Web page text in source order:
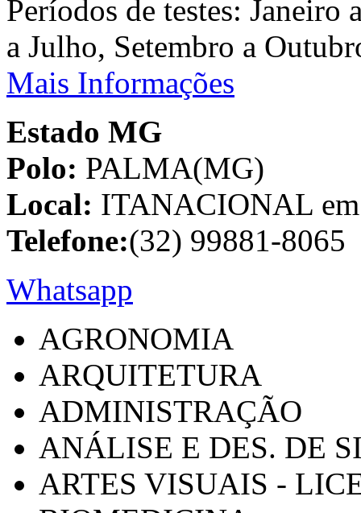
Períodos de testes:
a Julho, Setembro a
Mais Informações
Estado MG
Polo: PALMA(MG)
Local: ITANACIONAL
Telefone:(32) 99881-8065
Whatsapp
AGRONOMIA
ARQUITETURA
ADMINISTRAÇÃO
ANÁLISE E DES. DE
ARTES VISUAIS -